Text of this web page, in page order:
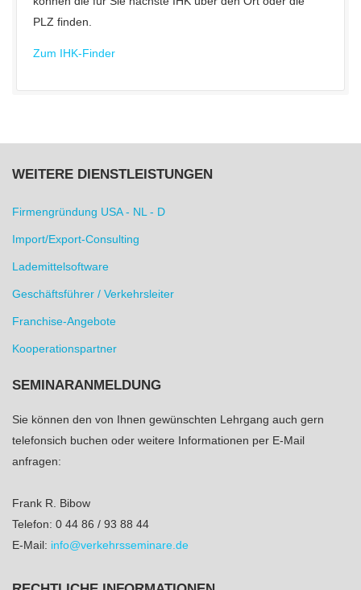
PLZ finden.
Zum IHK-Finder
WEITERE DIENSTLEISTUNGEN
Firmengründung USA - NL - D
Import/Export-Consulting
Lademittelsoftware
Geschäftsführer / Verkehrsleiter
Franchise-Angebote
Kooperationspartner
SEMINARANMELDUNG
Sie können den von Ihnen gewünschten Lehrgang auch gern
telefonsich buchen oder weitere Informationen per E-Mail
anfragen:
Frank R. Bibow
Telefon: 0 44 86 / 93 88 44
E-Mail: info@verkehrsseminare.de